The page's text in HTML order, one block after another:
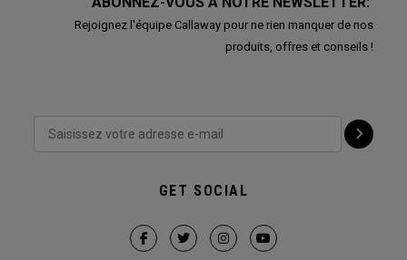
Rejoignez l'équipe Callaway pour ne rien manquer de nos
produits, offres et conseils !
GET SOCIAL